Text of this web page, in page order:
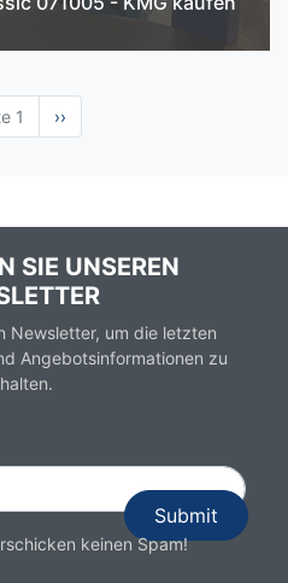
1
Nächste
Seite
››
SIE UNSEREN
Newsletter, um die letzten
Angebotsinformationen zu
keinen Spam!